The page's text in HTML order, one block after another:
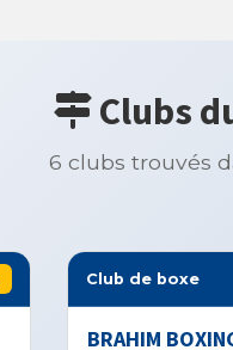
Clubs
6 clubs trouvés
24.4 km
CLUB